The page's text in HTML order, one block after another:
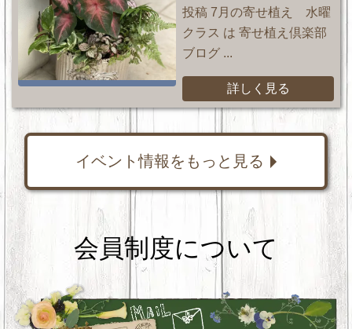
投稿 7月の寄せ植え 水曜
クラス は 寄せ植え倶楽部
ブログ ...
詳しく見る
イベント情報をもっと見る
会員制度について